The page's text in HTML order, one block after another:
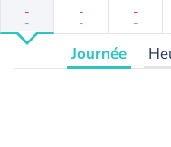
-
-
-
-
-
-
Journée